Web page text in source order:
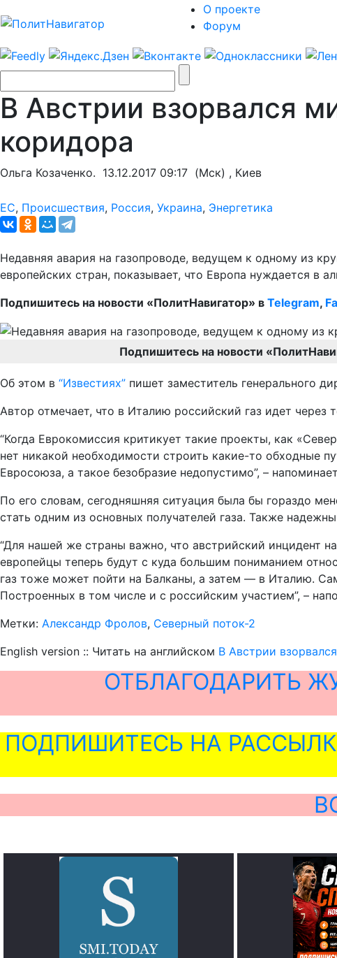
О проекте
Форум
В Австрии взорвался
коридора
Ольга Козаченко. 13.12.2017 09:17 (Мск) , Киев
ЕС, Происшествия, Россия, Украина, Энергетика
Недавняя авария на газопроводе, ведущем к одному из
европейских стран, показывает, что Европа нуждается в
Подпишитесь на новости «ПолитНавигатор» в Telegram,
Подпишитесь на новости
Об этом в “Известиях” пишет заместитель генерального
Автор отмечает, что в Италию российский газ идет
“Когда Еврокомиссия критикует такие проекты, как
нет никакой необходимости строить какие-то обходные
Евросоюза, а такое безобразие недопустимо”, –
По его словам, сегодняшняя ситуация была бы гораздо
стать одним из основных получателей газа. Также
“Для нашей же страны важно, что австрийский инцидент
европейцы теперь будут с куда большим пониманием
газ тоже может пойти на Балканы, а затем — в Италию.
Построенных в том числе и с российским участием”, –
Метки: Александр Фролов, Северный поток-2
English version :: Читать на английском В Австрии
ОТБЛАГОДАРИТЬ
ПОДПИШИТЕСЬ НА